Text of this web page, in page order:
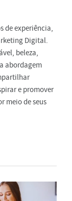
de experiência,
Digital.
beleza,
abordagem
e promover
meio de seus